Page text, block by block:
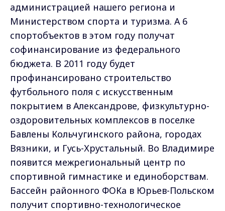
администрацией нашего региона и
Министерством спорта и туризма. А 6
спортобъектов в этом году получат
софинансирование из федерального
бюджета. В 2011 году будет
профинансировано строительство
футбольного поля с искусственным
покрытием в Александрове, физкультурно-
оздоровительных комплексов в поселке
Бавлены Кольчугинского района, городах
Вязники, и Гусь-Хрустальный. Во Владимире
появится межрегиональный центр по
спортивной гимнастике и единоборствам.
Бассейн районного ФОКа в Юрьев-Польском
получит спортивно-технологическое